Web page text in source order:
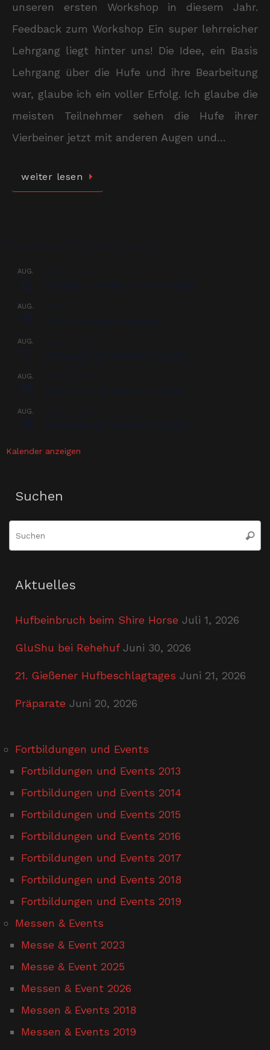
unseren ersten Workshop in diesem Jahr.
Feedback zum Workshop Ein super lehrreicher
Lehrgang liegt hinter uns! Die Idee, ein Basis
Lehrgang über die Hufe und ihre Bearbeitung
war, glaube ich ein voller Erfolg. Ich glaube die
meisten Teilnehmer sehen die Hufe ihrer
Vierbeiner jetzt mit anderen Augen und…
weiter lesen
AUG.
AUG.
AUG.
AUG.
AUG.
Kalender anzeigen
Suchen
Aktuelles
Hufbeinbruch beim Shire Horse Juli 1, 2026
GluShu bei Rehehuf Juni 30, 2026
21. Gießener Hufbeschlagtages Juni 21, 2026
Präparate Juni 20, 2026
Fortbildungen und Events
Fortbildungen und Events 2013
Fortbildungen und Events 2014
Fortbildungen und Events 2015
Fortbildungen und Events 2016
Fortbildungen und Events 2017
Fortbildungen und Events 2018
Fortbildungen und Events 2019
Messen & Events
Messe & Event 2023
Messe & Event 2025
Messen & Event 2026
Messen & Events 2018
Messen & Events 2019